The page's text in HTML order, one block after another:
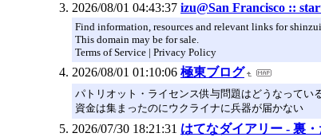
2026/08/01 04:43:37 izu@San Francisco ::
Find information, resources and relevant links for
This domain may be for sale.
Terms of Service | Privacy Policy
2026/08/01 01:10:06 極東ブログ
パトリオット・ライセンス供与問題はどうなってい
資金は集まったのにウクライナに兵器が届かない
2026/07/30 18:21:31 はてなダイアリー - 裏